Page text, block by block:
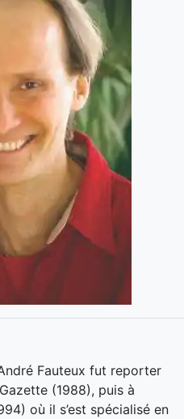
Fauteux fut reporter
(1988), puis à
où il s’est spécialisé en